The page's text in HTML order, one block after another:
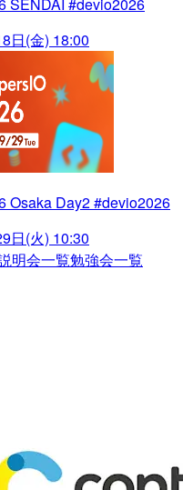
日(金) 18:00
Osaka Day2 #devio2026
日(火) 10:30
明会一覧勉強会一覧